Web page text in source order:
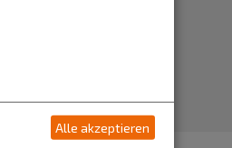
Alle akzeptieren